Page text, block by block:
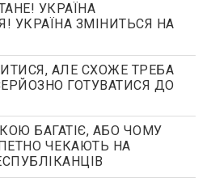
УКРАЇНА
УКРАЇНА ЗМІНИТЬСЯ НА
АЛЕ СХОЖЕ ТРЕБА
ГОТУВАТИСЯ ДО
БАГАТІЄ, АБО ЧОМУ
​​ЧЕКАЮТЬ НА